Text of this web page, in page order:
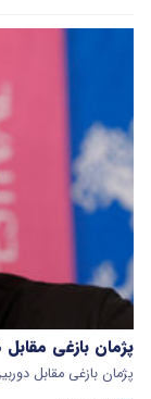
پژمان بازغی
پژمان بازغی مقابل